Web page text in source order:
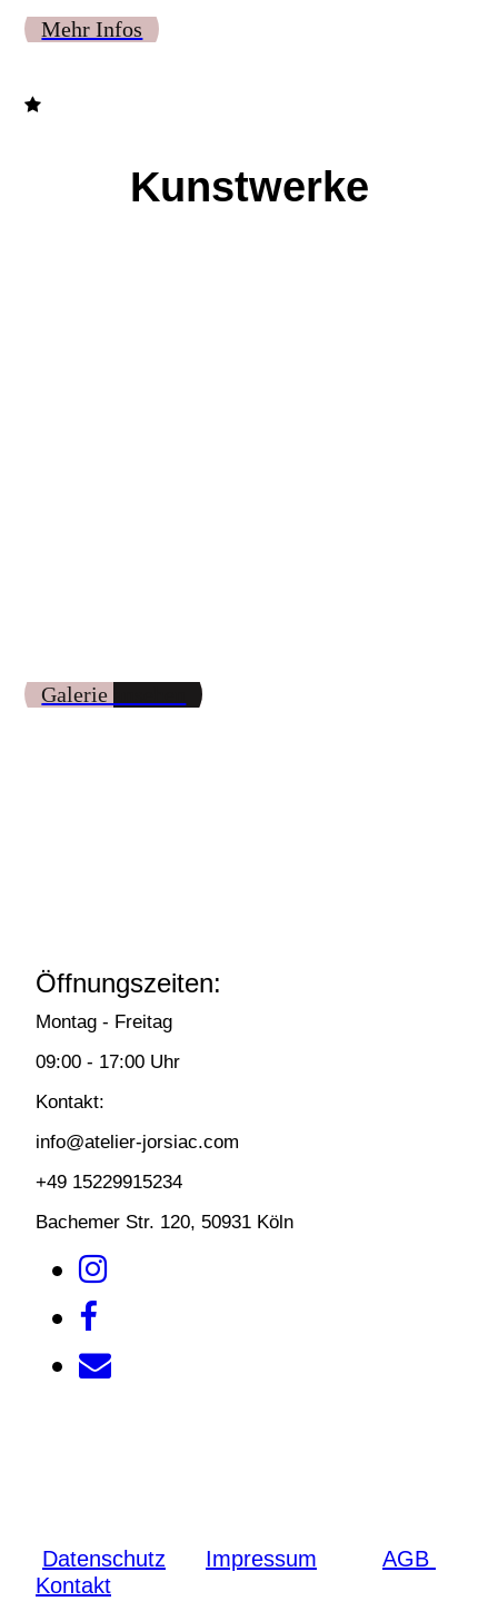
Mehr Infos
Kunstwerke
Galerie ansehen
Öffnungszeiten:
Montag - Freitag
09:00 - 17:00 Uhr
Kontakt:
info@atelier-jorsiac.com
+49 15229915234
Bachemer Str. 120, 50931 Köln
Datenschutz Impressum
AGB
Kontakt